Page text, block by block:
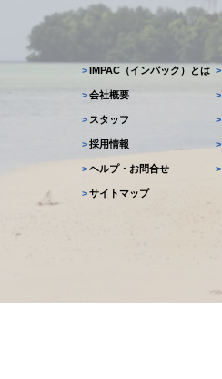
> IMPAC（インパック）とは
>会社概要
> スタッフ
>採用情報
>ヘルプ・お問合せ
>サイトマップ
>
>
>
>
>